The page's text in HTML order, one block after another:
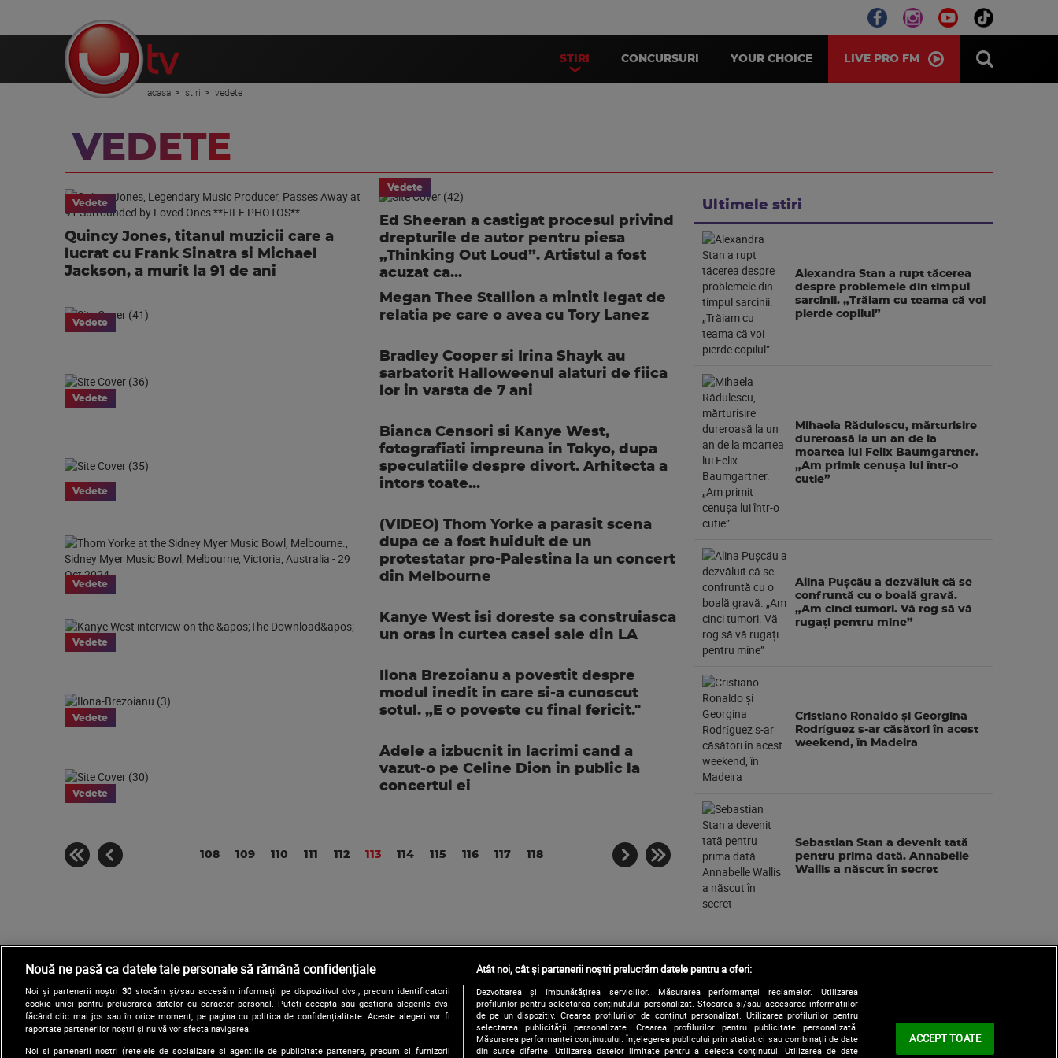
STIRI CONCURSURI YOUR CHOICE LIVE PRO FM
acasa stiri vedete
VEDETE
Vedete
Quincy Jones, titanul muzicii care a
lucrat cu Frank Sinatra si Michael
Jackson, a murit la 91 de ani
Vedete
Ed Sheeran a castigat procesul privind
drepturile de autor pentru piesa
„Thinking Out Loud”. Artistul a fost
acuzat ca...
Vedete
Megan Thee Stallion a mintit legat de
relatia pe care o avea cu Tory Lanez
Vedete
Bradley Cooper si Irina Shayk au
sarbatorit Halloweenul alaturi de fiica
lor in varsta de 7 ani
Vedete
Bianca Censori si Kanye West,
fotografiati impreuna in Tokyo, dupa
speculatiile despre divort. Arhitecta a
intors toate...
Vedete
(VIDEO) Thom Yorke a parasit scena
dupa ce a fost huiduit de un
protestatar pro-Palestina la un concert
din Melbourne
Vedete
Kanye West isi doreste sa construiasca
un oras in curtea casei sale din LA
Vedete
Ilona Brezoianu a povestit despre
modul inedit in care si-a cunoscut
sotul. „E o poveste cu final fericit."
Vedete
Adele a izbucnit in lacrimi cand a
vazut-o pe Celine Dion in public la
concertul ei
108 109 110 111 112 113 114 115 116 117 118
Ultimele stiri
Alexandra Stan a rupt tăcerea
despre problemele din timpul
sarcinii. „Trăiam cu teama că voi
pierde copilul”
Mihaela Rădulescu, mărturisire
dureroasă la un an de la
moartea lui Felix Baumgartner.
„Am primit cenușa lui într-o
cutie”
Alina Pușcău a dezvăluit că se
confruntă cu o boală gravă.
„Am cinci tumori. Vă rog să vă
rugați pentru mine”
Cristiano Ronaldo și Georgina
Rodríguez s-ar căsători în acest
weekend, în Madeira
Sebastian Stan a devenit tată
pentru prima dată. Annabelle
Wallis a născut în secret
Urmărește-ne și pe:
Copyright © 2026 / DIGI ROMANIA S.A.
Nouă ne pasă ca datele tale personale să rămână confidențiale
Noi și partenerii noștri 30stocăm și/sau accesăm informații pe dispozitivul dvs., precum identificatorii
cookie unici pentru prelucrarea datelor cu caracter personal. Puteți accepta sau gestiona alegerile dvs.
făcând clic mai jos sau în orice moment, pe pagina cu politica de confidențialitate. Aceste alegeri vor fi
raportate partenerilor noștri și nu vă vor afecta navigarea.
Noi si partenerii nostri (retelele de socializare si agentiile de publicitate partenere, precum si furnizorii
Atât noi, cât și partenerii noștri prelucrăm datele pentru a oferi:
Dezvoltarea și îmbunătățirea serviciilor. Măsurarea performanței reclamelor. Utilizarea
profilurilor pentru selectarea conținutului personalizat. Stocarea și/sau accesarea informațiilor
de pe un dispozitiv. Crearea profilurilor de conținut personalizat. Utilizarea profilurilor pentru
selectarea publicității personalizate. Crearea profilurilor pentru publicitate personalizată.
Măsurarea performanței conținutului. Înțelegerea publicului prin statistici sau combinații de date
din surse diferite. Utilizarea datelor limitate pentru a selecta conținutul. Utilizarea de date
ACCEPT TOATE